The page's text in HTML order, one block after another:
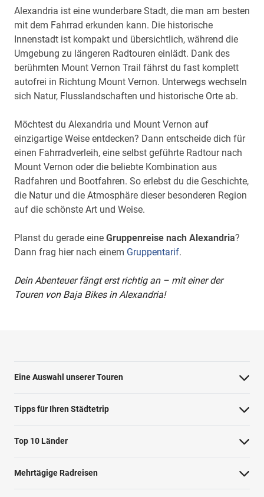
Alexandria ist eine wunderbare Stadt, die man am besten
mit dem Fahrrad erkunden kann. Die historische
Innenstadt ist kompakt und übersichtlich, während die
Umgebung zu längeren Radtouren einlädt. Dank des
berühmten Mount Vernon Trail fährst du fast komplett
autofrei in Richtung Mount Vernon. Unterwegs wechseln
sich Natur, Flusslandschaften und historische Orte ab.
Möchtest du Alexandria und Mount Vernon auf
einzigartige Weise entdecken? Dann entscheide dich für
einen Fahrradverleih, eine selbst geführte Radtour nach
Mount Vernon oder die beliebte Kombination aus
Radfahren und Bootfahren. So erlebst du die Geschichte,
die Natur und die Atmosphäre dieser besonderen Region
auf die schönste Art und Weise.
Planst du gerade eine Gruppenreise nach Alexandria?
Dann frag hier nach einem Gruppentarif.
Dein Abenteuer fängt erst richtig an – mit einer der
Touren von Baja Bikes in Alexandria!
Eine Auswahl unserer Touren
Barcelona Highlights Tour
Berlin Highlights Tour
Highlights von Paris
Private Tour Tallinn
Rom mit dem Fahrrad
Tipps für Ihren Städtetrip
Strände bei Athen
Barcelonas Stadtteile
Nahverkehr in Dublin
Top 10 Länder
Niederlande
Deutschland
Mehrtägige Radreisen